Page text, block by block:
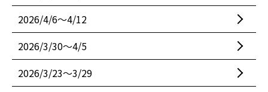
2026/4/6〜4/12
2026/3/30〜4/5
2026/3/23〜3/29